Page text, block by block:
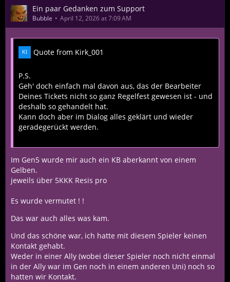
Ein paar Gedanken zum Support
Bubble April 12, 2026 at 7:09 AM
Quote from Kirk_001
P.S.
Geh' doch einfach mal davon aus, das der Bearbeiter
Deines Tickets nicht so ganz Regelfest gewesen ist - und
deshalb so gehandelt hat.
Kann doch aber im Dialog alles geklärt und wieder
geradegerückt werden.
Im Gen5 wurde mir auch ein KB aberkannt von einem
Gelben.
jeweils über 5KKK Resis pro
Es wurde vermutet ! !
Das war auch alles was kam.
Und das schöne war, ich hatte mit diesem Spieler keinen
Kontakt gehabt.
Weder in einer Ally (wobei dieser Spieler noch nicht einmal
in der Ally war im Gen noch in einem anderen Uni) noch so
hatten wir Kontakt.